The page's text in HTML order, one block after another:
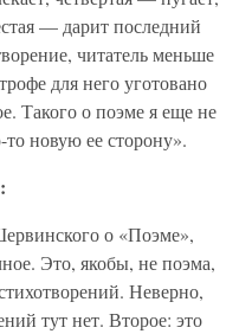
— дарит последний
читатель меньше
для него уготовано
Такого о поэме я еще не
новую ее сторону».
о «Поэме»,
Это, якобы, не поэма,
Неверно,
тут нет. Второе: это